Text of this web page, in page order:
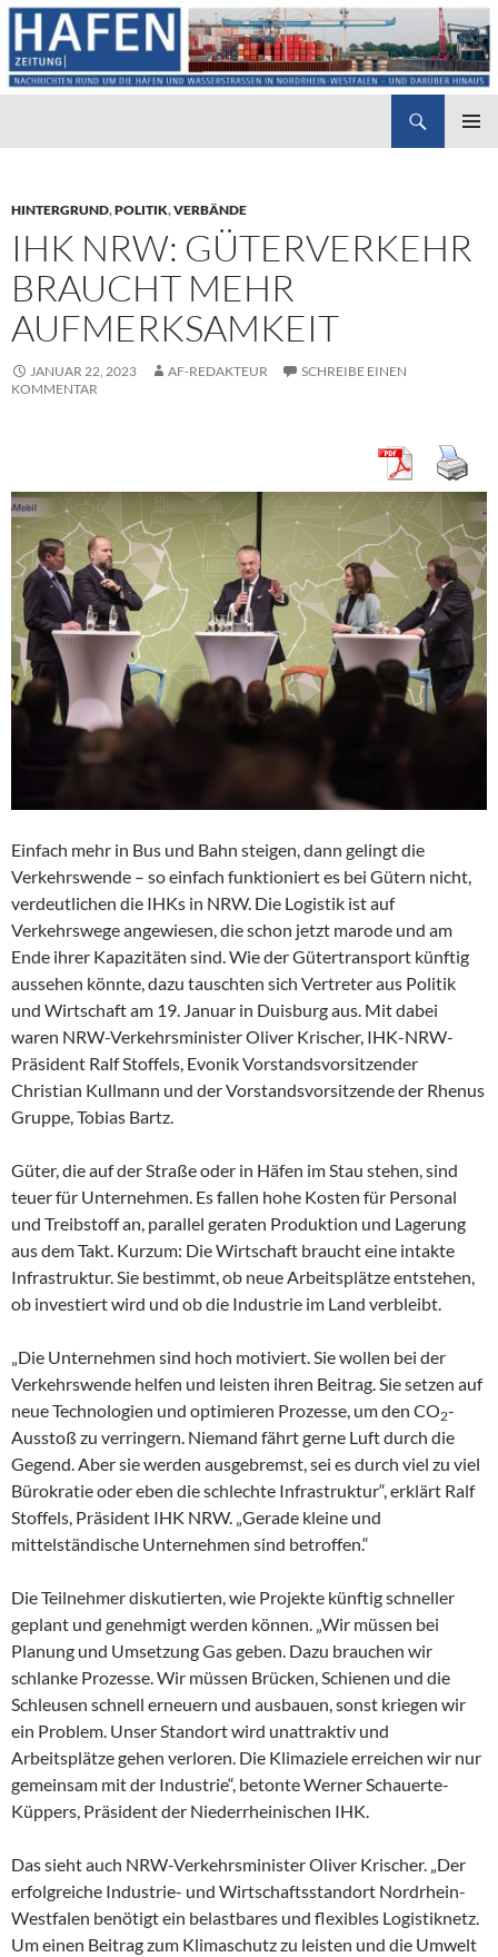
HINTERGRUND,POLITIK,VERBÄNDE
IHK NRW: GÜTERVERKEHR
BRAUCHT MEHR
AUFMERKSAMKEIT
JANUAR 22, 2023 AF-REDAKTEUR
SCHREIBE EINEN
KOMMENTAR
Einfach mehr in Bus und Bahn steigen, dann gelingt die
Verkehrswende – so einfach funktioniert es bei Gütern nicht,
verdeutlichen die IHKs in NRW. Die Logistik ist auf
Verkehrswege angewiesen, die schon jetzt marode und am
Ende ihrer Kapazitäten sind. Wie der Gütertransport künftig
aussehen könnte, dazu tauschten sich Vertreter aus Politik
und Wirtschaft am 19. Januar in Duisburg aus. Mit dabei
waren NRW-Verkehrsminister Oliver Krischer, IHK-NRW-
Präsident Ralf Stoffels, Evonik Vorstandsvorsitzender
Christian Kullmann und der Vorstandsvorsitzende der Rhenus
Gruppe, Tobias Bartz.
Güter, die auf der Straße oder in Häfen im Stau stehen, sind
teuer für Unternehmen. Es fallen hohe Kosten für Personal
und Treibstoff an, parallel geraten Produktion und Lagerung
aus dem Takt. Kurzum: Die Wirtschaft braucht eine intakte
Infrastruktur. Sie bestimmt, ob neue Arbeitsplätze entstehen,
ob investiert wird und ob die Industrie im Land verbleibt.
„Die Unternehmen sind hoch motiviert. Sie wollen bei der
Verkehrswende helfen und leisten ihren Beitrag. Sie setzen auf
neue Technologien und optimieren Prozesse, um den CO2-
Ausstoß zu verringern. Niemand fährt gerne Luft durch die
Gegend. Aber sie werden ausgebremst, sei es durch viel zu viel
Bürokratie oder eben die schlechte Infrastruktur“, erklärt Ralf
Stoffels, Präsident IHK NRW. „Gerade kleine und
mittelständische Unternehmen sind betroffen.“
Die Teilnehmer diskutierten, wie Projekte künftig schneller
geplant und genehmigt werden können. „Wir müssen bei
Planung und Umsetzung Gas geben. Dazu brauchen wir
schlanke Prozesse. Wir müssen Brücken, Schienen und die
Schleusen schnell erneuern und ausbauen, sonst kriegen wir
ein Problem. Unser Standort wird unattraktiv und
Arbeitsplätze gehen verloren. Die Klimaziele erreichen wir nur
gemeinsam mit der Industrie“, betonte Werner Schauerte-
Küppers, Präsident der Niederrheinischen IHK.
Das sieht auch NRW-Verkehrsminister Oliver Krischer. „Der
erfolgreiche Industrie- und Wirtschaftsstandort Nordrhein-
Westfalen benötigt ein belastbares und flexibles Logistiknetz.
Um einen Beitrag zum Klimaschutz zu leisten und die Umwelt